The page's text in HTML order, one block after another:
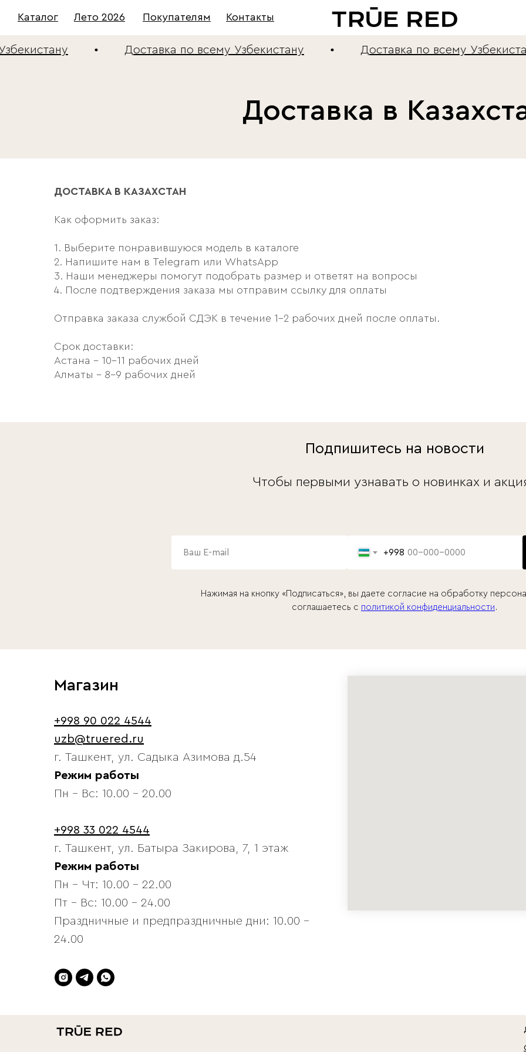
Каталог Лето 2026 Покупателям Контакты
Доставка по всему Узбекистану Доставка по всему
Доставка в
ДОСТАВКА В КАЗАХСТАН
Как оформить заказ:
1. Выберите понравившуюся модель в каталоге
2. Напишите нам в Telegram или WhatsApp
3. Наши менеджеры помогут подобрать размер и ответят на вопросы
4. После подтверждения заказа мы отправим ссылку для оплаты
Отправка заказа службой СДЭК в течение 1–2 рабочих дней после оплаты.
Срок доставки:
Астана – 10–11 рабочих дней
Алматы – 8–9 рабочих дней
Подпишитесь на новости
Чтобы первыми узнавать о новинках и
+998
Нажимая на кнопку «Подписаться», вы даете согласие на обработку
соглашаетесь c политикой конфиденциальности .
Магазин
+998 90 022 4544
uzb@truered.ru
г. Ташкент, ул. Садыка Азимова д.54
Режим работы
Пн - Вс: 10.00 - 20.00
+998 33 022 4544
г. Ташкент, ул. Батыра Закирова, 7, 1 этаж
Режим работы
Пн - Чт: 10.00 - 22.00
Пт - Вс: 10.00 - 24.00
Праздничные и предпраздничные дни: 10.00 -
24.00